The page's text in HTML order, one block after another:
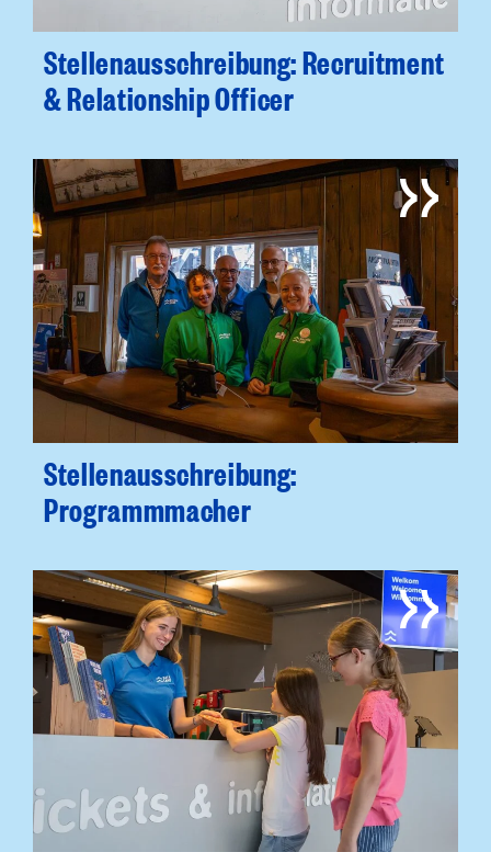
Stellenausschreibung: Recruitment
& Relationship Officer
Stellenausschreibung:
Programmmacher